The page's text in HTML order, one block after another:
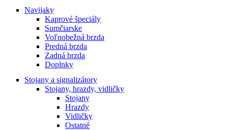
Navijaky
Kaprové špeciály
Sumčiarske
Voľnobežná brzda
Predná brzda
Zadná brzda
Doplnky
Stojany a signalizátory
Stojany, hrazdy, vidličky
Stojany
Hrazdy
Vidličky
Ostatné